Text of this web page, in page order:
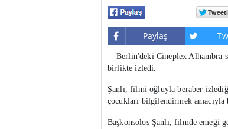
Paylaş
Berlin'deki Cineplex Alhambra
birlikte izledi.
Şanlı, filmi oğluyla beraber
çocukları bilgilendirmek
Başkonsolos Şanlı, filmde emeği